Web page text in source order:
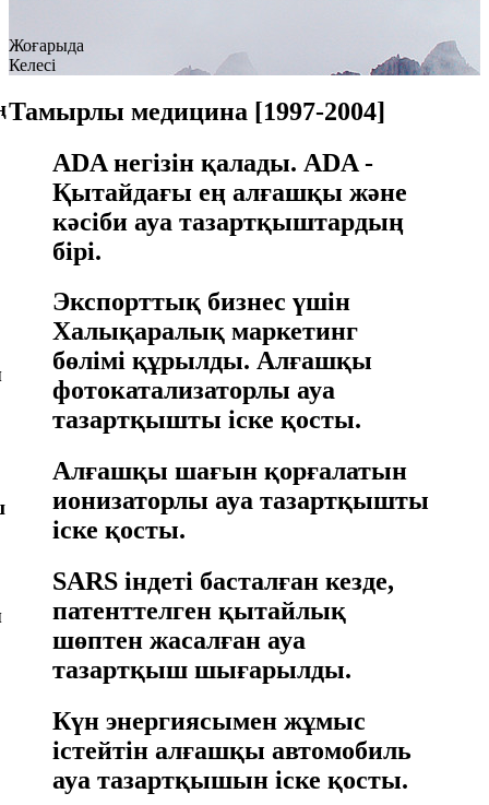
Жоғарыда
Келесі
Тамырлы медицина [1997-2004]
ADA негізін қалады. ADA -
Қытайдағы ең алғашқы және
кәсіби ауа тазартқыштардың
бірі.
Экспорттық бизнес үшін
Халықаралық маркетинг
бөлімі құрылды. Алғашқы
фотокатализаторлы ауа
тазартқышты іске қосты.
Алғашқы шағын қорғалатын
ионизаторлы ауа тазартқышты
іске қосты.
SARS індеті басталған кезде,
патенттелген қытайлық
шөптен жасалған ауа
тазартқыш шығарылды.
Күн энергиясымен жұмыс
істейтін алғашқы автомобиль
ауа тазартқышын іске қосты.